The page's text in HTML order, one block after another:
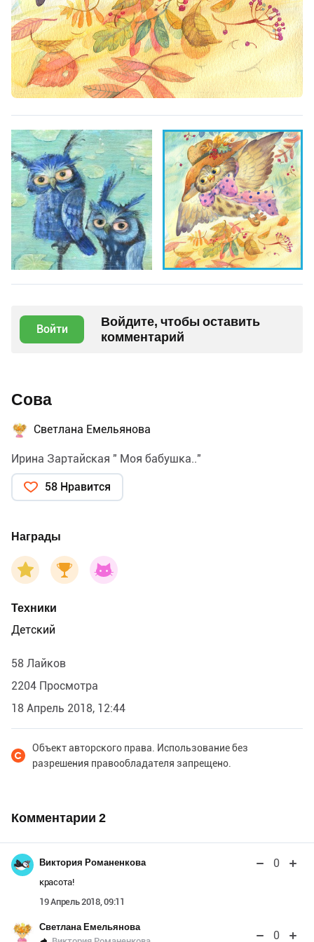
Войти
Войдите, чтобы оставить
комментарий
Сова
Светлана Емельянова
Ирина Зартайская " Моя бабушка.."
58 Нравится
Награды
Техники
Детский
58 Лайков
2204 Просмотра
18 Апрель 2018, 12:44
Объект авторского права. Использование без
разрешения правообладателя запрещено.
Комментарии 2
Виктория Романенкова 0
красота!
19 Апрель 2018, 09:11
Светлана Емельянова
0